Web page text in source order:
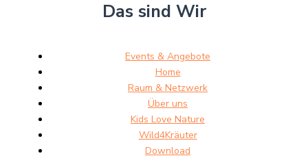
Das sind Wir
Events & Angebote
Home
Raum & Netzwerk
Über uns
Kids Love Nature
Wild4Kräuter
Download